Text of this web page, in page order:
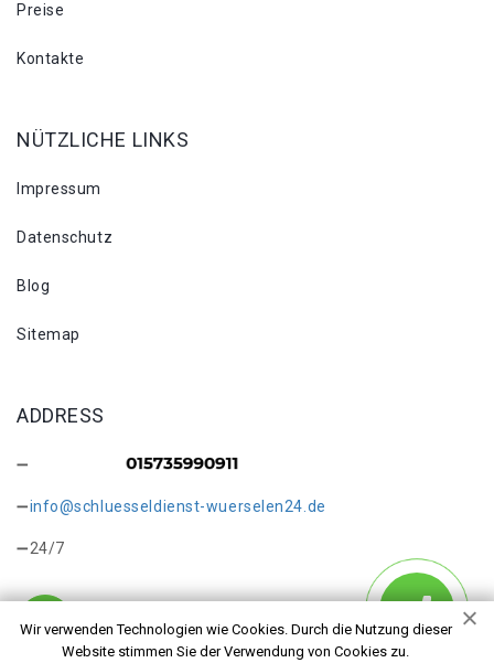
Wir verwenden Technologien wie Cookies. Durch die Nutzung dieser
Website stimmen Sie der Verwendung von Cookies zu.
Preise
Kontakte
NÜTZLICHE LINKS
Impressum
Datenschutz
Blog
Sitemap
ADDRESS
info@schluesseldienst-wuerselen24.de
24/7